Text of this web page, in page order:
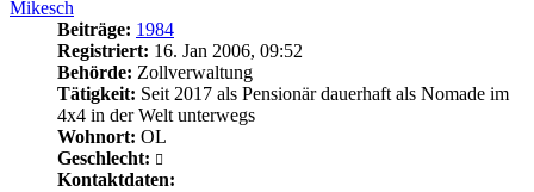
Mikesch
Beiträge: 1984
Registriert: 16. Jan 2006, 09:52
Behörde: Zollverwaltung
Tätigkeit: Seit 2017 als Pensionär dauerhaft als Nomade im
4x4 in der Welt unterwegs
Wohnort: OL
Geschlecht:
Kontaktdaten: